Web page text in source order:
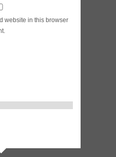
website in this browser